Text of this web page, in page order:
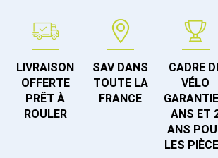
LIVRAISON
OFFERTE
PRÊT À
ROULER
SAV DANS
TOUTE LA
FRANCE
CADRE
VÉLO
ANS ET
ANS
LES